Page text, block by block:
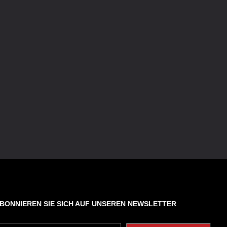
SIE SICH AUF UNSEREN NEWSLETTER